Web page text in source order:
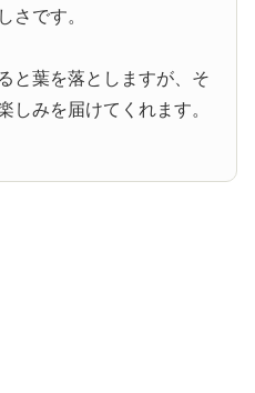
さです。
と葉を落としますが、そ
しみを届けてくれます。